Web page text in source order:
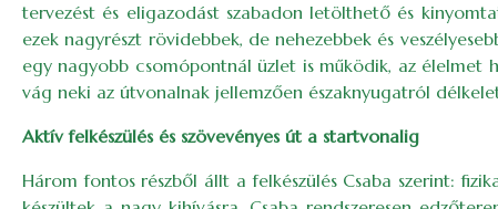
tervezést és eligazodást szabadon letölthető és
ezek nagyrészt rövidebbek, de nehezebbek és
egy nagyobb csomópontnál üzlet is működik, az élelmet
vág neki az útvonalnak jellemzően északnyugatról
Aktív felkészülés és szövevényes út a startvonalig
Három fontos részből állt a felkészülés Csaba szerint: